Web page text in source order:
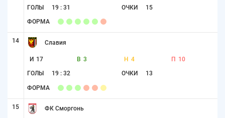
ГОЛЫ 19 : 31 ОЧКИ 15
ФОРМА
14 Славия
И 17 В 3 Н 4 П 10
ГОЛЫ 19 : 32 ОЧКИ 13
ФОРМА
15 ФК Сморгонь